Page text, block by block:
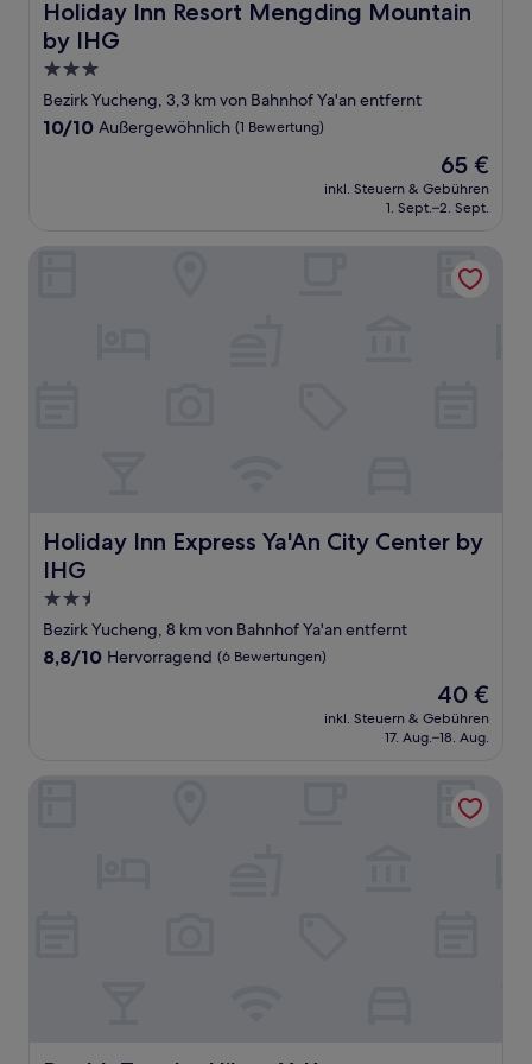
Holiday Inn Resort Mengding Mountain
by IHG
Holiday Inn Resort Mengding Mountain by IHG
3.0-
Sterne-
Unterkunft
Bezirk Yucheng, 3,3 km von Bahnhof Ya'an entfernt
10.0
10/10 Außergewöhnlich (1 Bewertung)
Der
Preis
beträgt
65 €
inkl. Steuern & Gebühren
1. Sept.–2. Sept.
Holiday Inn Express Ya'An City Center by
IHG
Holiday Inn Express Ya'An City Center by IHG
2.5-
Sterne-
Unterkunft
Bezirk Yucheng, 8 km von Bahnhof Ya'an entfernt
8.8
8,8/10 Hervorragend (6 Bewertungen)
Der
Preis
beträgt
40 €
inkl. Steuern & Gebühren
17. Aug.–18. Aug.